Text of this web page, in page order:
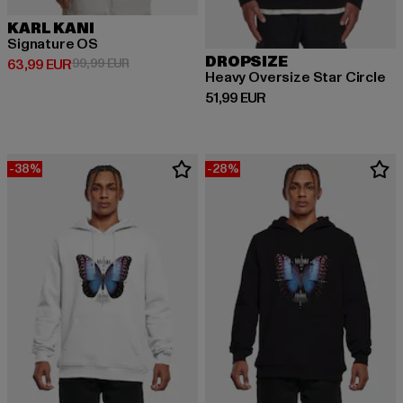
KARL KANI
Signature OS
63,99 EUR
Derzeitiger Preis: 63,99 EUR
99,99 EURAktionspreis: 99,99 EUR
DROPSIZE
Heavy Oversize Star Circle
51,99 EUR
Derzeitiger Preis: 51,99 EUR
-38% -28%